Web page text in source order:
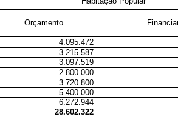
Orçamento
4.095.472
3.215.587
3.097.519
2.800.000
3.720.800
5.400.000
6.272.944
28.602.322